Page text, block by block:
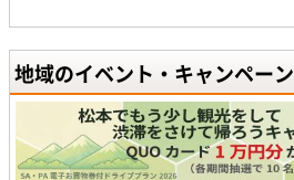
地域のイベント・キャンペーン